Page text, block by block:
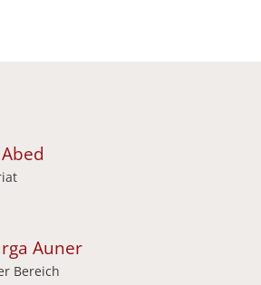
Abed
Auner
Bereich